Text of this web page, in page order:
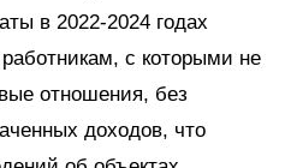
в 2022-2024 годах
с которыми не
отношения, без
доходов, что